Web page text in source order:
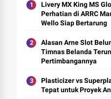
Livery MX King MS
Perhatian di ARRC
Wello Siap Bertarung
Alasan Arne Slot
Timnas Belanda
Pertimbangannya
Plasticizer vs
Tepat untuk Proyek